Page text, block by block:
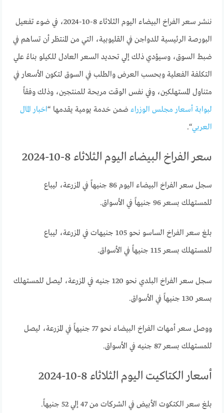
ننشر سعر الفراخ البيضاء اليوم الثلاثاء 8-10-2024، في ضوء تفعيل
البورصة الرئيسية للدواجن في القليوبية، التي من المنتظر أن تساهم في
ضبط السوق، وسيؤدي ذلك إلي تحديد السعر العادل للكيلو بناءً علي
التكلفة الفعلية وبحسب العرض والطلب في السوق لتكون الأسعار في
متناول المستهلكين، وفي نفس الوقت مربحة للمنتجين، وذلك وفقاً
لبوابة أسعار مجلس الوزراء ضمن خدمة يومية يقدمها “اخبار المال
العربي“.
سعر الفراخ البيضاء اليوم الثلاثاء 8-10-2024
سجل سعر الفراخ البيضاء اليوم 86 جنيهاً في المزرعة، ليباع
للمستهلك بسعر 96 جنيهاً في الأسواق.
بلغ سعر الفراخ الساسو نحو 105 جنيهات في المزرعة، ليباع
للمستهلك بسعر 115 جنيهاً في الأسواق.
سجل سعر الفراخ البلدي نحو 120 جنيه في المزرعة، ليصل للمستهلك
بسعر 130 جنيهاً في الأسواق.
ووصل سعر أمهات الفراخ البيضاء نحو 77 جنيهاً في المزرعة، ليصل
للمستهلك بسعر 87 جنيه في الأسواق.
أسعار الكتاكيت اليوم الثلاثاء 8-10-2024
بلغ سعر الكتكوت الأبيض في الشركات من 47 إلي 52 جنيهاً.